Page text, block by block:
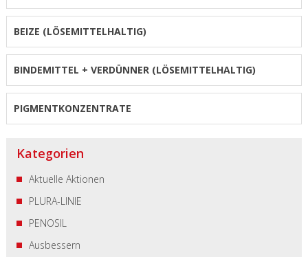
BEIZE (LÖSEMITTELHALTIG)
BINDEMITTEL + VERDÜNNER (LÖSEMITTELHALTIG)
PIGMENTKONZENTRATE
Kategorien
Aktuelle Aktionen
PLURA-LINIE
PENOSIL
Ausbessern